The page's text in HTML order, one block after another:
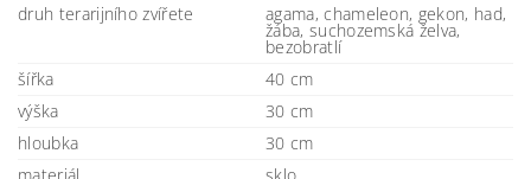
druh terarijního zvířete
agama, chameleon, gekon, had,
žába, suchozemská želva,
bezobratlí
šířka
40 cm
výška
30 cm
hloubka
30 cm
materiál
sklo